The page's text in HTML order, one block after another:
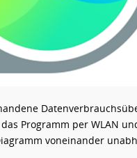
Programm per WLAN
voneinander